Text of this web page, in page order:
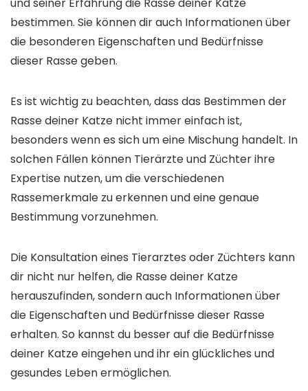
und seiner Erfahrung die Rasse deiner Katze
bestimmen. Sie können dir auch Informationen über
die besonderen Eigenschaften und Bedürfnisse
dieser Rasse geben.
Es ist wichtig zu beachten, dass das Bestimmen der
Rasse deiner Katze nicht immer einfach ist,
besonders wenn es sich um eine Mischung handelt. In
solchen Fällen können Tierärzte und Züchter ihre
Expertise nutzen, um die verschiedenen
Rassemerkmale zu erkennen und eine genaue
Bestimmung vorzunehmen.
Die Konsultation eines Tierarztes oder Züchters kann
dir nicht nur helfen, die Rasse deiner Katze
herauszufinden, sondern auch Informationen über
die Eigenschaften und Bedürfnisse dieser Rasse
erhalten. So kannst du besser auf die Bedürfnisse
deiner Katze eingehen und ihr ein glückliches und
gesundes Leben ermöglichen.